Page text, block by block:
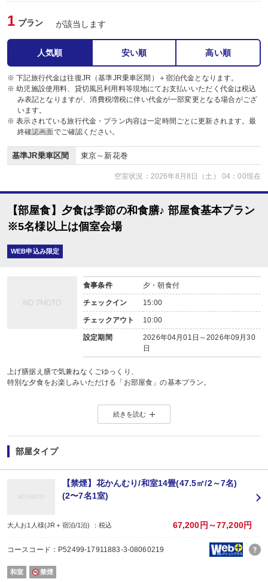
1 プラン が該当します
人気順 安い順 高い順
※ 下記旅行代金は往復JR（基準JR乗車区間）＋宿泊代金となります。
※ 幼児施設使用料、貸切風呂利用料等現地にてお支払いいただく代金は税込
み表記となりますが、消費税増税に伴い代金が一部変更となる場合がござ
います。
※ 表示されている旅行代金・プラン内容は一定時間ごとに更新されます。最
終確認画面でご確認ください。
基準JR乗車区間 東京～新花巻
空室状況：2026年8月8日（土） 04：00現在
【部屋食】夕食は季節の和食膳♪ 部屋食基本プラン
※5名様以上は個室会場
WEB申込み限定
食事条件 夕・朝食付
チェックイン 15:00
チェックアウト 10:00
設定期間
2026年04月01日～2026年09月30
日
上げ膳据え膳で気兼ねなくごゆっくり、
特別な夕食をお楽しみいただける「お部屋食」の基本プラン。
お膳形式で季節ごとの旬のお料理をお召し上がりいただけます。
メイン料理は花巻市の郷土の食材「プラチナポーク(白金豚:はっきんとん)」。
さらに海の幸や山の幸と季節の食材を織り込んだ献立をご用意しております。
丹精を込めて仕上げたお料理を一番美味しくお召し上がりいただけるようにこ
【夕食】
時間/18:00～21:00（最終入場19:10）
・19:10以降はご夕食のご用意ができません。
(料金はご返金できかねます)
・お食事のアレルギー対応もしております。
続きを読む
部屋タイプ
【禁煙】花かんむり/和室14畳(47.5㎡/2～7名)
(2〜7名1室)
大人お1人様(JR＋宿泊/1泊) ：税込 67,200円～77,200円
コースコード：P52499-17911883-3-08060219
和室 禁煙